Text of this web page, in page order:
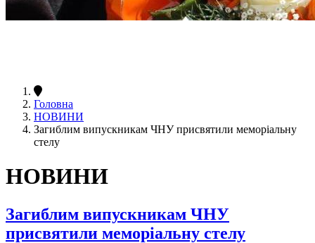
Головна
НОВИНИ
Загиблим випускникам ЧНУ присвятили меморіальну
стелу
НОВИНИ
Загиблим випускникам ЧНУ
присвятили меморіальну стелу